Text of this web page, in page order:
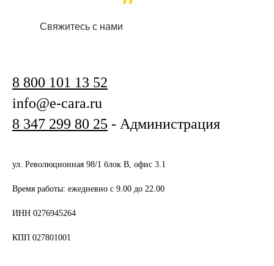
Свяжитесь с нами
8 800 101 13 52
info@e-cara.ru
8 347 299 80 25 - Администрация
ул. Революционная 98/1 блок В, офис 3.1
Время работы: ежедневно с 9.00 до 22.00
ИНН 0276945264
КПП 027801001